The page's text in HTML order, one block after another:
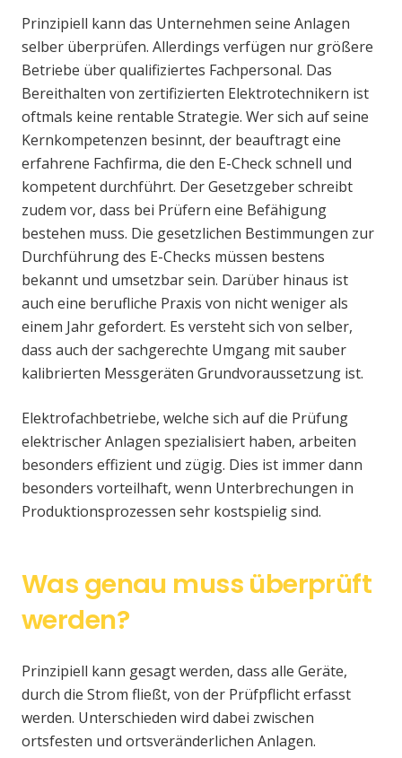
Prinzipiell kann das Unternehmen seine Anlagen
selber überprüfen. Allerdings verfügen nur größere
Betriebe über qualifiziertes Fachpersonal. Das
Bereithalten von zertifizierten Elektrotechnikern ist
oftmals keine rentable Strategie. Wer sich auf seine
Kernkompetenzen besinnt, der beauftragt eine
erfahrene Fachfirma, die den E-Check schnell und
kompetent durchführt. Der Gesetzgeber schreibt
zudem vor, dass bei Prüfern eine Befähigung
bestehen muss. Die gesetzlichen Bestimmungen zur
Durchführung des E-Checks müssen bestens
bekannt und umsetzbar sein. Darüber hinaus ist
auch eine berufliche Praxis von nicht weniger als
einem Jahr gefordert. Es versteht sich von selber,
dass auch der sachgerechte Umgang mit sauber
kalibrierten Messgeräten Grundvoraussetzung ist.
Elektrofachbetriebe, welche sich auf die Prüfung
elektrischer Anlagen spezialisiert haben, arbeiten
besonders effizient und zügig. Dies ist immer dann
besonders vorteilhaft, wenn Unterbrechungen in
Produktionsprozessen sehr kostspielig sind.
Was genau muss überprüft
werden?
Prinzipiell kann gesagt werden, dass alle Geräte,
durch die Strom fließt, von der Prüfpflicht erfasst
werden. Unterschieden wird dabei zwischen
ortsfesten und ortsveränderlichen Anlagen.